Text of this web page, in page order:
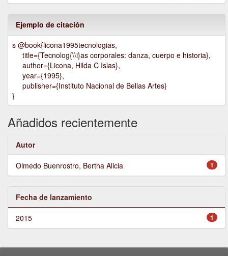
Ejemplo de citación
s @book{licona1995tecnologias,
title={Tecnolog{\\i}as corporales: danza, cuerpo e historia},
author={Licona, Hilda C Islas},
year={1995},
publisher={Instituto Nacional de Bellas Artes}
}
Añadidos recientemente
Autor
1
Olmedo Buenrostro, Bertha Alicia
Fecha de lanzamiento
1
2015